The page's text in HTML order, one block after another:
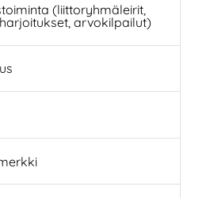
(liittoryhmäleirit,
arvokilpailut)